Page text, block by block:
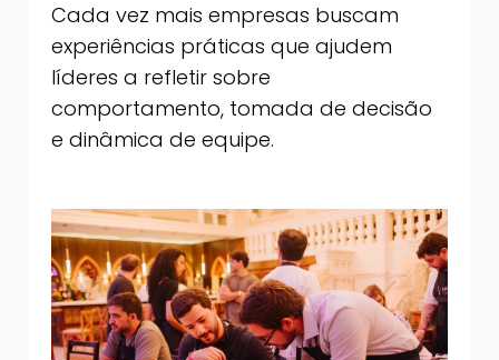
Cada vez mais empresas buscam
experiências práticas que ajudem
líderes a refletir sobre
comportamento, tomada de decisão
e dinâmica de equipe.